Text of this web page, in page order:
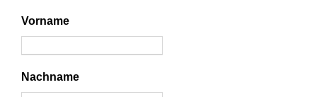
Vorname
Nachname